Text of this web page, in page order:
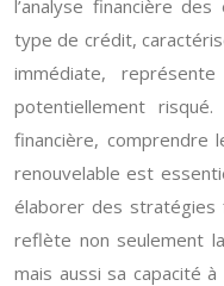
l’analyse financière
type de crédit,
immédiate,
potentiellement
financière, comprendre
renouvelable est
élaborer des stratégies
reflète non seulement
mais aussi sa capacité